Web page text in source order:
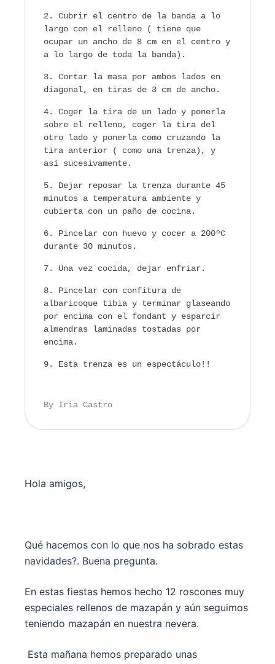
Cubrir el centro de la banda a lo
largo con el relleno ( tiene que
ocupar un ancho de 8 cm en el centro y
a lo largo de toda la banda).
Cortar la masa por ambos lados en
diagonal, en tiras de 3 cm de ancho.
Coger la tira de un lado y ponerla
sobre el relleno, coger la tira del
otro lado y ponerla como cruzando la
tira anterior ( como una trenza), y
así sucesivamente.
Dejar reposar la trenza durante 45
minutos a temperatura ambiente y
cubierta con un paño de cocina.
Pincelar con huevo y cocer a 200ºC
durante 30 minutos.
Una vez cocida, dejar enfriar.
Pincelar con confitura de
albaricoque tibia y terminar glaseando
por encima con el fondant y esparcir
almendras laminadas tostadas por
encima.
Esta trenza es un espectáculo!!
By Iria Castro
Hola amigos,
Qué hacemos con lo que nos ha sobrado estas
navidades?. Buena pregunta.
En estas fiestas hemos hecho 12 roscones muy
especiales rellenos de mazapán y aún seguimos
teniendo mazapán en nuestra nevera.
Esta mañana hemos preparado unas